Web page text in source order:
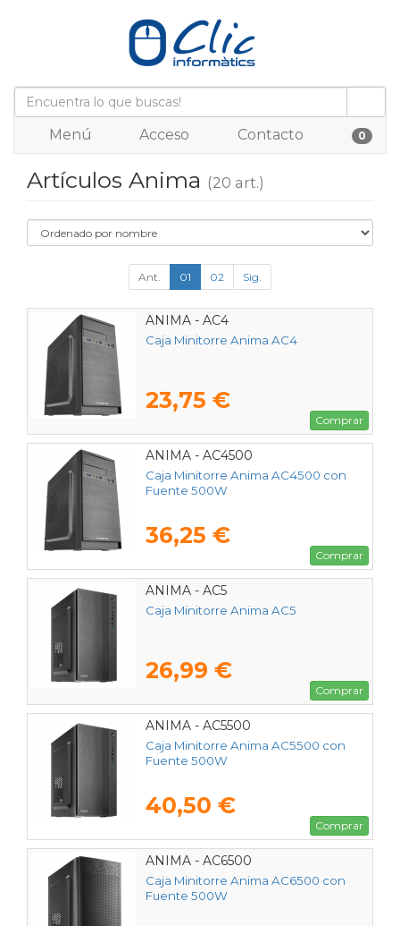
Menú Acceso Contacto 0
Artículos Anima (20 art.)
Ant. 01 02 Sig.
ANIMA - AC4
Caja Minitorre Anima AC4
23,75 €
Comprar
ANIMA - AC4500
Caja Minitorre Anima AC4500 con
Fuente 500W
36,25 €
Comprar
ANIMA - AC5
Caja Minitorre Anima AC5
26,99 €
Comprar
ANIMA - AC5500
Caja Minitorre Anima AC5500 con
Fuente 500W
40,50 €
Comprar
ANIMA - AC6500
Caja Minitorre Anima AC6500 con
Fuente 500W